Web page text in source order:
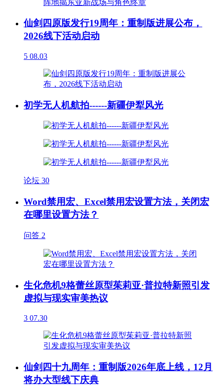
仙剑四原版发行19周年：重制版进展公布，
2026线下活动启动
5 08.03
初学无人机航拍------新疆伊犁风光
论坛 30
Word禁用宏、Excel禁用宏设置方法，关闭宏
在哪里设置方法？
问答 2
生化危机9格蕾丝原型茱莉亚·普拉特新照引发
虚拟与现实审美热议
3 07.30
仙剑四十九周年：重制版2026年底上线，12月
将办大型线下庆典